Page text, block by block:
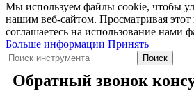
Мы используем файлы cookie, чтобы
нашим веб-сайтом. Просматривая этот
соглашаетесь на использование нами
Больше информации Принять
Поиск
Обратный звонок